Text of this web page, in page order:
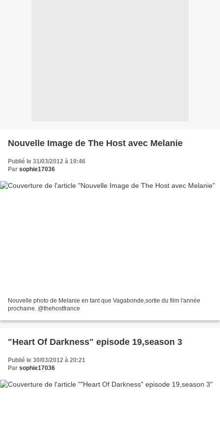
Nouvelle Image de The Host avec Melanie
Publié le 31/03/2012 à 19:46
Par sophie17036
Nouvelle photo de Melanie en tant que Vagabonde,sortie du film l'année
prochaine. @thehostfrance
"Heart Of Darkness" episode 19,season 3
Publié le 30/03/2012 à 20:21
Par sophie17036